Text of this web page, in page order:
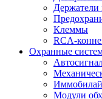
Держатели
Клеммы
RCA-
Охранные
Модули